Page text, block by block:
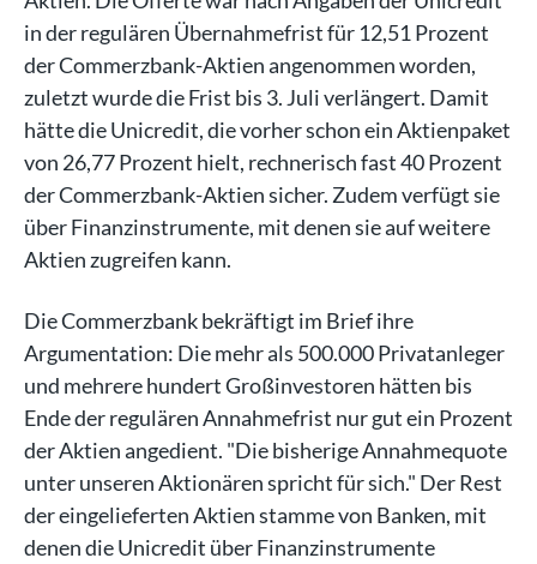
in der regulären Übernahmefrist für 12,51 Prozent
der Commerzbank-Aktien angenommen worden,
zuletzt wurde die Frist bis 3. Juli verlängert. Damit
hätte die Unicredit, die vorher schon ein Aktienpaket
von 26,77 Prozent hielt, rechnerisch fast 40 Prozent
der Commerzbank-Aktien sicher. Zudem verfügt sie
über Finanzinstrumente, mit denen sie auf weitere
Aktien zugreifen kann.
Die Commerzbank bekräftigt im Brief ihre
Argumentation: Die mehr als 500.000 Privatanleger
und mehrere hundert Großinvestoren hätten bis
Ende der regulären Annahmefrist nur gut ein Prozent
der Aktien angedient. "Die bisherige Annahmequote
unter unseren Aktionären spricht für sich." Der Rest
der eingelieferten Aktien stamme von Banken, mit
denen die Unicredit über Finanzinstrumente